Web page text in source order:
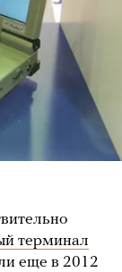
терминал
еще в 2012